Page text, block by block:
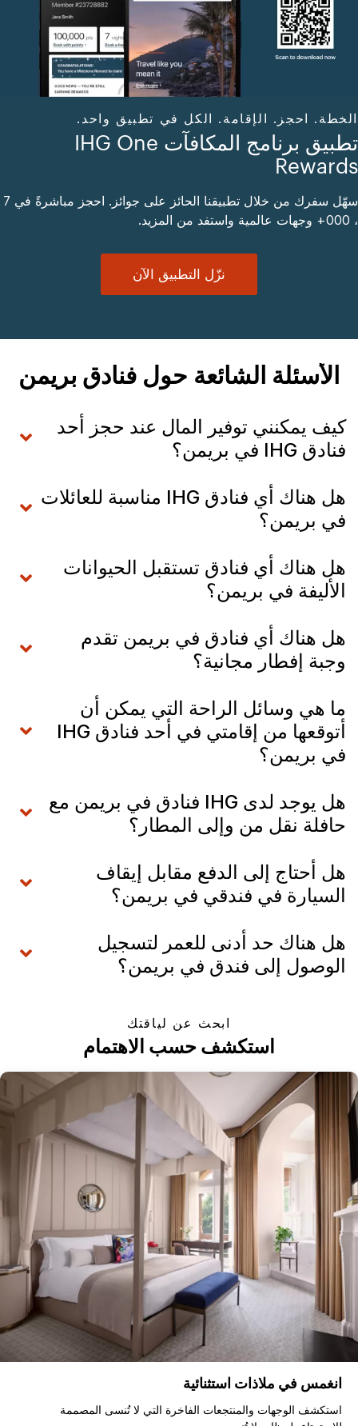
الخطة. احجز. الإقامة. الكل في تطبيق واحد.
تطبيق برنامج المكافآت IHG One
Rewards
سهّل سفرك من خلال تطبيقنا الحائز على جوائز. احجز مباشرةً في 7
، 000+ وجهات عالمية واستفد من المزيد.
نزّل التطبيق الآن
الأسئلة الشائعة حول فنادق بريمن
كيف يمكنني توفير المال عند حجز أحد
فنادق IHG في بريمن؟
هل هناك أي فنادق IHG مناسبة للعائلات
في بريمن؟
هل هناك أي فنادق تستقبل الحيوانات
الأليفة في بريمن؟
هل هناك أي فنادق في بريمن تقدم
وجبة إفطار مجانية؟
ما هي وسائل الراحة التي يمكن أن
أتوقعها من إقامتي في أحد فنادق IHG
في بريمن؟
هل يوجد لدى IHG فنادق في بريمن مع
حافلة نقل من وإلى المطار؟
هل أحتاج إلى الدفع مقابل إيقاف
السيارة في فندقي في بريمن؟
هل هناك حد أدنى للعمر لتسجيل
الوصول إلى فندق في بريمن؟
ابحث عن لياقتك
استكشف حسب الاهتمام
انغمس في ملاذات استثنائية
استكشف الوجهات والمنتجعات الفاخرة التي لا تُنسى المصممة